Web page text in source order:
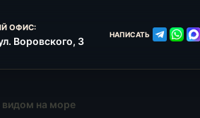
ОФИС:
Воровского, 3
НАПИСАТЬ
на море